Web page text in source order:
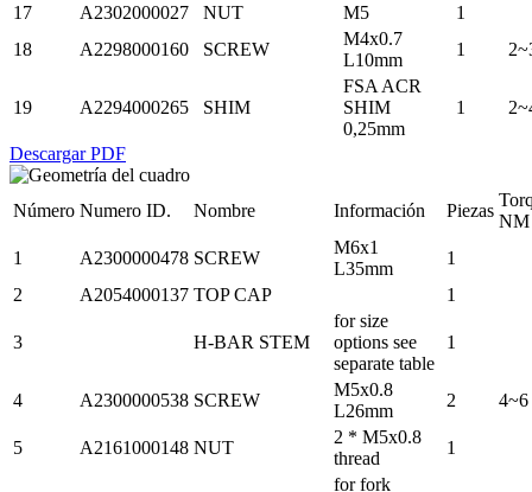
17
A2302000027 NUT M5
1
18
A2298000160 SCREW
M4x0.7
L10mm
1
19 A2294000265 SHIM
FSA ACR
SHIM
0,25mm
1
Descargar PDF
Número Numero ID. Nombre Información Piezas
NM
1
A2300000478 SCREW
M6x1
L35mm
1
2
A2054000137 TOP CAP 1
3 H-BAR STEM
for size
options see
separate table
1
4 A2300000538 SCREW
M5x0.8
L26mm
2 4~6
5 A2161000148 NUT
2 * M5x0.8
thread
1
for fork